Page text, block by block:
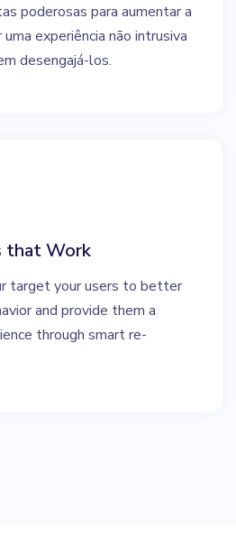
poderosas para aumentar a
experiência não intrusiva
desengajá-los.
that Work
target your users to better
and provide them a
through smart re-